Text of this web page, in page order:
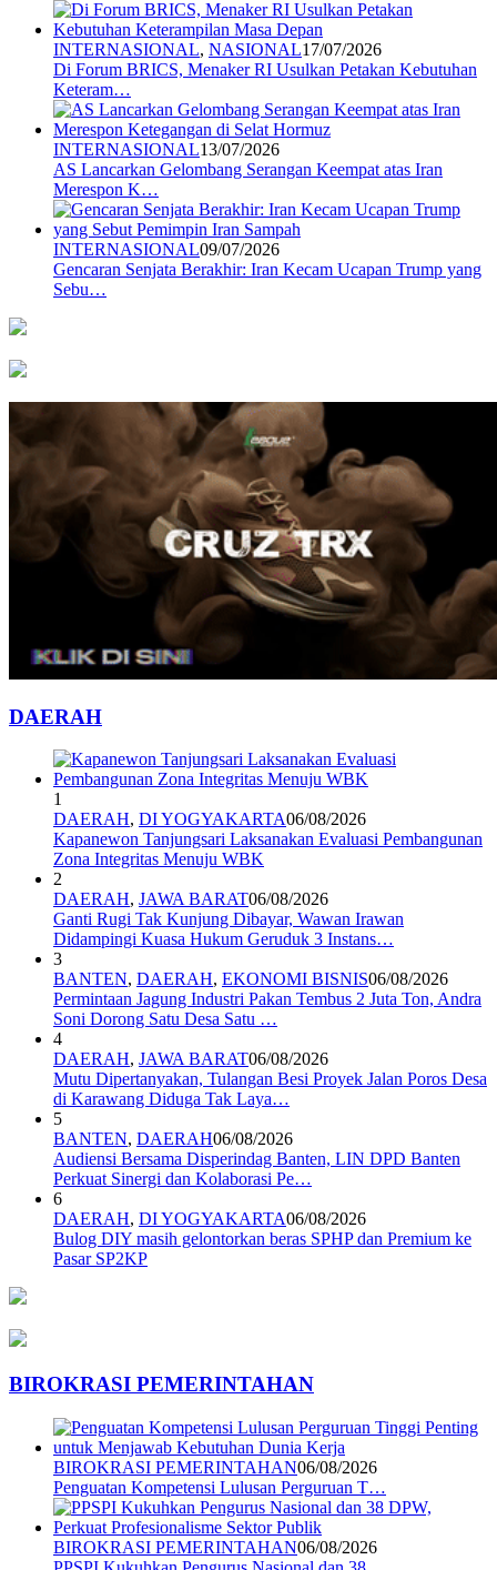
INTERNASIONAL, NASIONAL17/07/2026
Di Forum BRICS, Menaker RI Usulkan Petakan Kebutuhan
Keteram…
INTERNASIONAL13/07/2026
AS Lancarkan Gelombang Serangan Keempat atas Iran
Merespon K…
INTERNASIONAL09/07/2026
Gencaran Senjata Berakhir: Iran Kecam Ucapan Trump yang
Sebu…
DAERAH
1
DAERAH, DI YOGYAKARTA06/08/2026
Kapanewon Tanjungsari Laksanakan Evaluasi Pembangunan
Zona Integritas Menuju WBK
2
DAERAH, JAWA BARAT06/08/2026
Ganti Rugi Tak Kunjung Dibayar, Wawan Irawan
Didampingi Kuasa Hukum Geruduk 3 Instans…
3
BANTEN, DAERAH, EKONOMI BISNIS06/08/2026
Permintaan Jagung Industri Pakan Tembus 2 Juta Ton, Andra
Soni Dorong Satu Desa Satu …
4
DAERAH, JAWA BARAT06/08/2026
Mutu Dipertanyakan, Tulangan Besi Proyek Jalan Poros Desa
di Karawang Diduga Tak Laya…
5
BANTEN, DAERAH06/08/2026
Audiensi Bersama Disperindag Banten, LIN DPD Banten
Perkuat Sinergi dan Kolaborasi Pe…
6
DAERAH, DI YOGYAKARTA06/08/2026
Bulog DIY masih gelontorkan beras SPHP dan Premium ke
Pasar SP2KP
BIROKRASI PEMERINTAHAN
BIROKRASI PEMERINTAHAN06/08/2026
Penguatan Kompetensi Lulusan Perguruan T…
BIROKRASI PEMERINTAHAN06/08/2026